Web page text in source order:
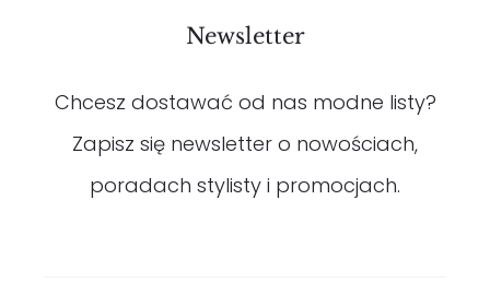
Newsletter
Chcesz dostawać od nas modne listy?
Zapisz się newsletter o nowościach,
poradach stylisty i promocjach.